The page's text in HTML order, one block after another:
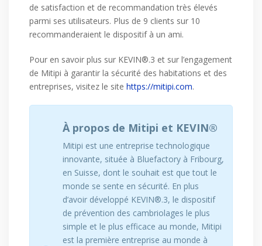
de satisfaction et de recommandation très élevés
parmi ses utilisateurs. Plus de 9 clients sur 10
recommanderaient le dispositif à un ami.
Pour en savoir plus sur KEVIN®.3 et sur l’engagement
de Mitipi à garantir la sécurité des habitations et des
entreprises, visitez le site https://mitipi.com.
À propos de Mitipi et KEVIN®
Mitipi est une entreprise technologique
innovante, située à Bluefactory à Fribourg,
en Suisse, dont le souhait est que tout le
monde se sente en sécurité. En plus
d’avoir développé KEVIN®.3, le dispositif
de prévention des cambriolages le plus
simple et le plus efficace au monde, Mitipi
est la première entreprise au monde à